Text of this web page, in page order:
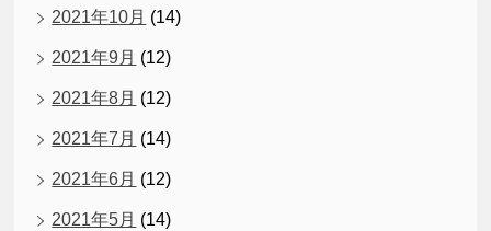
2021年10月 (14)
2021年9月 (12)
2021年8月 (12)
2021年7月 (14)
2021年6月 (12)
2021年5月 (14)